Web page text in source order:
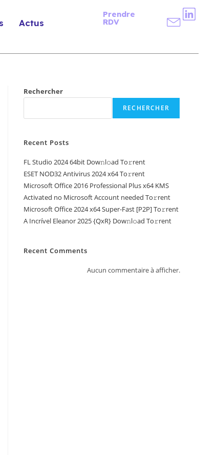
Actus
Prendre
RDV
Rechercher
RECHERCHER
Recent Posts
FL Studio 2024 64bit Dow𝚗l𝚘ad To𝚛rent
ESET NOD32 Antivirus 2024 x64 To𝚛rent
Microsoft Office 2016 Professional Plus x64 KMS
Activated no Microsoft Account needed To𝚛rent
Microsoft Office 2024 x64 Super-Fast [P2P] To𝚛rent
A Incrível Eleanor 2025 {QxR} Dow𝚗l𝚘ad To𝚛rent
Recent Comments
Aucun commentaire à afficher.